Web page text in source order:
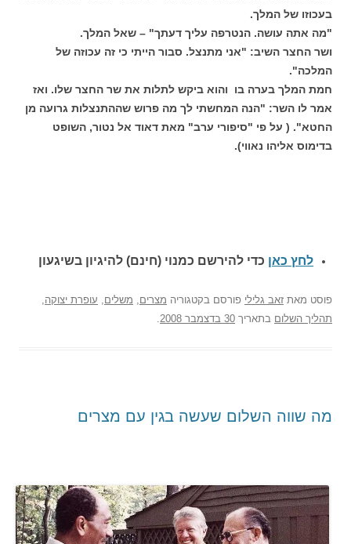
בעכוזו של המלך.
"מה אתה עושה. הנטרפה עליך דעתך" – שאל המלך.
ושר החצר השיב: "אני מתנצל. סבור הייתי כי זה עכוזה של
המלכה".
חמת המלך בערה בו והוא ביקש לתלות את שר החצר שלו. ואז
אמר לו השר: "הנה המחשתי לך מה פרוש שההתנצלות גרועה מן
החטא". ( על פי "סיפורי ערב" מאת דאוד אל נטור, השופט
בדימוס אליהו נאווי).
לחץ כאן כדי להירשם כמנוי (חינם) להיגיון בשיגעון
פוסט מאת זאב גלילי פורסם בקטגוריה מצרים משלים עופרת יצוקה
תהליך השלום בתאריך 30 בדצמבר 2008
מה שווה השלום שעשה בגין עם מצרים